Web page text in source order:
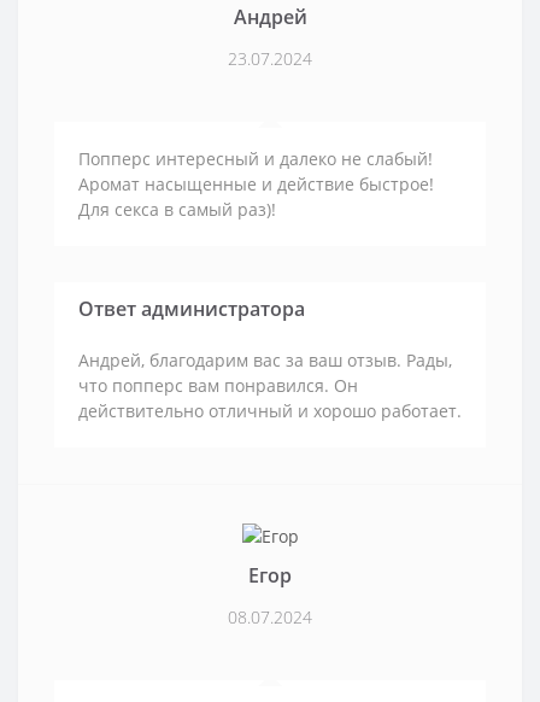
Андрей
23.07.2024
Попперс интересный и далеко не слабый!
Аромат насыщенные и действие быстрое!
Для секса в самый раз)!
Ответ администратора
Андрей, благодарим вас за ваш отзыв. Рады,
что попперс вам понравился. Он
действительно отличный и хорошо работает.
Егор
08.07.2024